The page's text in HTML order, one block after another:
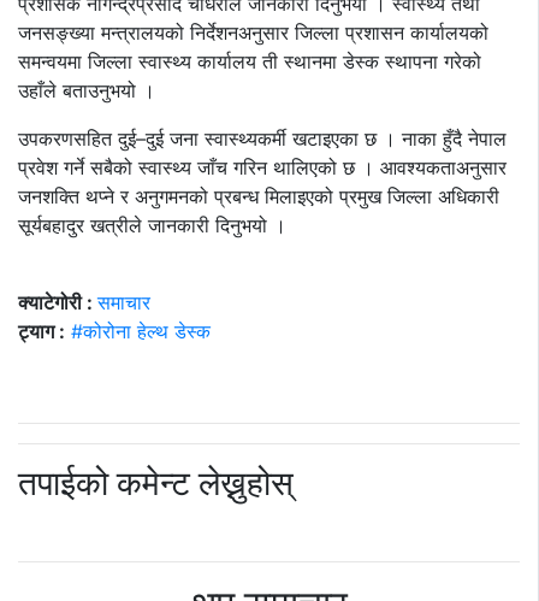
जनसङ्ख्या मन्त्रालयको निर्देशनअनुसार जिल्ला प्रशासन कार्यालयको
समन्वयमा जिल्ला स्वास्थ्य कार्यालय ती स्थानमा डेस्क स्थापना गरेको
उहाँले बताउनुभयो ।
उपकरणसहित दुई–दुई जना स्वास्थ्यकर्मी खटाइएका छ । नाका हुँदै नेपाल
प्रवेश गर्ने सबैको स्वास्थ्य जाँच गरिन थालिएको छ । आवश्यकताअनुसार
जनशक्ति थप्ने र अनुगमनको प्रबन्ध मिलाइएको प्रमुख जिल्ला अधिकारी
सूर्यबहादुर खत्रीले जानकारी दिनुभयो ।
क्याटेगोरी :समाचार
ट्याग : #कोरोना हेल्थ डेस्क
तपाईको कमेन्ट लेख्नुहोस्